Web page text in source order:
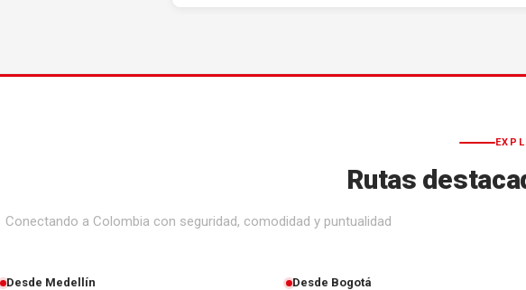
Rutas
Conectando a Colombia con seguridad, comodidad y puntualidad
Desde Medellín Desde Bogotá